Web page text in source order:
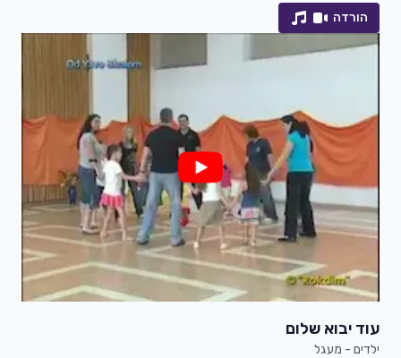
הורדה
עוד יבוא שלום
ילדים - מעגל